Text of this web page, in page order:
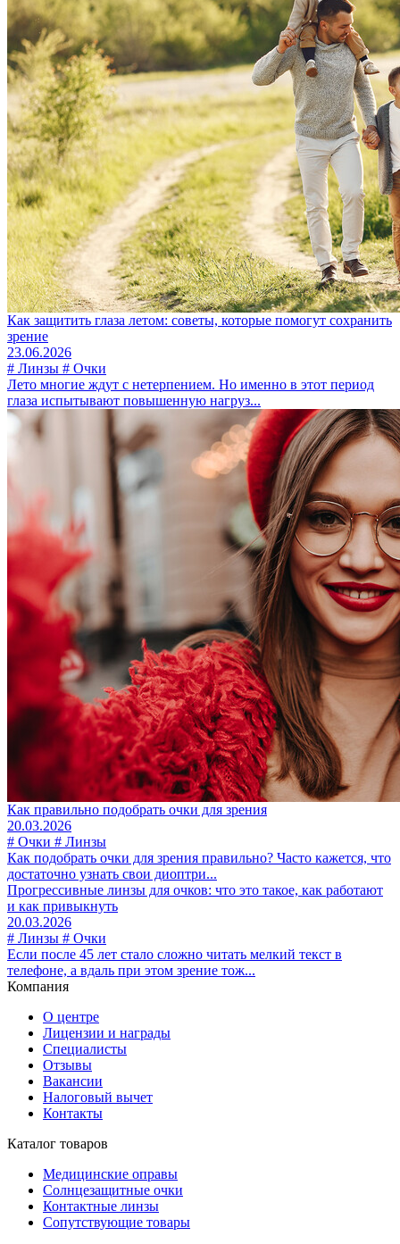
Как защитить глаза летом: советы, которые помогут сохранить
зрение
23.06.2026
# Линзы # Очки
Лето многие ждут с нетерпением. Но именно в этот период
глаза испытывают повышенную нагруз...
Как правильно подобрать очки для зрения
20.03.2026
# Очки # Линзы
Как подобрать очки для зрения правильно? Часто кажется, что
достаточно узнать свои диоптри...
Прогрессивные линзы для очков: что это такое, как работают
и как привыкнуть
20.03.2026
# Линзы # Очки
Если после 45 лет стало сложно читать мелкий текст в
телефоне, а вдаль при этом зрение тож...
Компания
О центре
Лицензии и награды
Специалисты
Отзывы
Вакансии
Налоговый вычет
Контакты
Каталог товаров
Медицинские оправы
Солнцезащитные очки
Контактные линзы
Сопутствующие товары